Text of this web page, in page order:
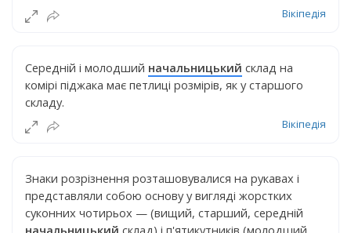
Вікіпедія
Середній і молодший начальницький склад на
комірі піджака має петлиці розмірів, як у старшого
складу.
Вікіпедія
Знаки розрізнення розташовувалися на рукавах і
представляли собою основу у вигляді жорстких
суконних чотирьох — (вищий, старший, середній
начальницький склад) і п'ятикутників (молодший